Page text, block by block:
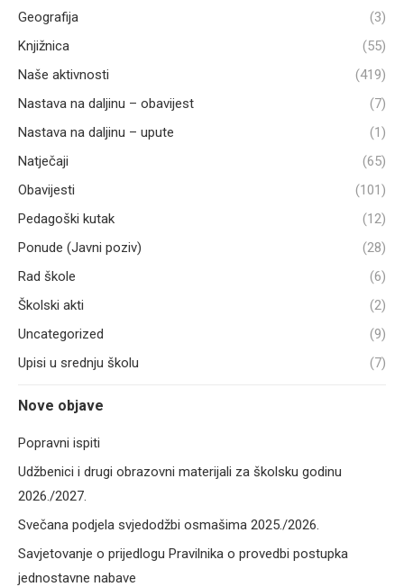
Geografija
(3)
Knjižnica
(55)
Naše aktivnosti
(419)
Nastava na daljinu – obavijest
(7)
Nastava na daljinu – upute
(1)
Natječaji
(65)
Obavijesti
(101)
Pedagoški kutak
(12)
Ponude (Javni poziv)
(28)
Rad škole
(6)
Školski akti
(2)
Uncategorized
(9)
Upisi u srednju školu
(7)
Nove objave
Popravni ispiti
Udžbenici i drugi obrazovni materijali za školsku godinu
2026./2027.
Svečana podjela svjedodžbi osmašima 2025./2026.
Savjetovanje o prijedlogu Pravilnika o provedbi postupka
jednostavne nabave